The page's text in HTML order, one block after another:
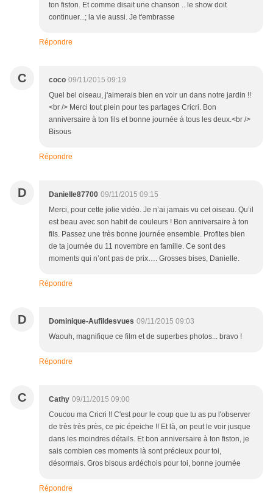
ton fiston. Et comme disait une chanson .. le show doit
continuer...; la vie aussi. Je t'embrasse
Répondre
C coco 09/11/2015 09:19
Quel bel oiseau, j'aimerais bien en voir un dans notre jardin !!
<br /> Merci tout plein pour tes partages Cricri. Bon
anniversaire à ton fils et bonne journée à tous les deux.<br />
Bisous
Répondre
D Danielle87700 09/11/2015 09:15
Merci, pour cette jolie vidéo. Je n’ai jamais vu cet oiseau. Qu’il
est beau avec son habit de couleurs ! Bon anniversaire à ton
fils. Passez une très bonne journée ensemble. Profites bien
de ta journée du 11 novembre en famille. Ce sont des
moments qui n’ont pas de prix…. Grosses bises, Danielle.
Répondre
D Dominique-Aufildesvues 09/11/2015 09:03
Waouh, magnifique ce film et de superbes photos... bravo !
Répondre
C Cathy 09/11/2015 09:00
Coucou ma Cricri !! C'est pour le coup que tu as pu l'observer
de très très près, ce pic épeiche !! Et là, on peut le voir jusque
dans les moindres détails. Et bon anniversaire à ton fiston, je
sais combien ces moments là sont précieux pour toi,
désormais. Gros bisous ardéchois pour toi, bonne journée
Répondre